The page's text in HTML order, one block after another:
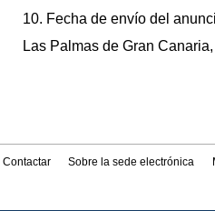
10. Fecha de envío del
Las Palmas de Gran
Contactar Sobre la sede electrónica